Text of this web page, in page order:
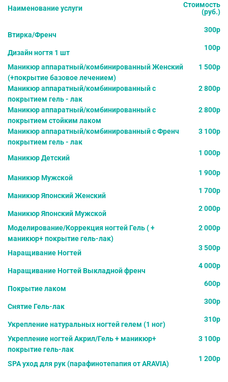
Наименование услуги
Стоимость
(руб.)
Втирка/Френч
300р
Дизайн ногтя 1 шт
100р
Маникюр аппаратный/комбинированный Женский
(+покрытие базовое лечением)
1 500р
Маникюр аппаратный/комбинированный с
покрытием гель - лак
2 800р
Маникюр аппаратный/комбинированный с
покрытием стойким лаком
2 800р
Маникюр аппаратный/комбинированный с Френч
покрытием гель - лак
3 100р
Маникюр Детский
1 000р
Маникюр Мужской
1 900р
Маникюр Японский Женский
1 700р
Маникюр Японский Мужской
2 000р
Моделирование/Коррекция ногтей Гель ( +
маникюр+ покрытие гель-лак)
2 000р
Наращивание Ногтей
3 500р
Наращивание Ногтей Выкладной френч
4 000р
Покрытие лаком
600р
Снятие Гель-лак
300р
Укрепление натуральных ногтей гелем (1 ног)
310р
Укрепление ногтей Акрил/Гель + маникюр+
покрытие гель-лак
3 100р
SPA уход для рук (парафинотепапия от ARAVIA)
1 200р